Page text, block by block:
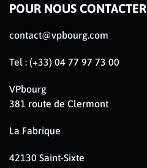
POUR NOUS CONTACTER
contact@vpbourg.com
Tel : (+33) 04 77 97 73 00
VPbourg
381 route de Clermont
La Fabrique
42130 Saint-Sixte